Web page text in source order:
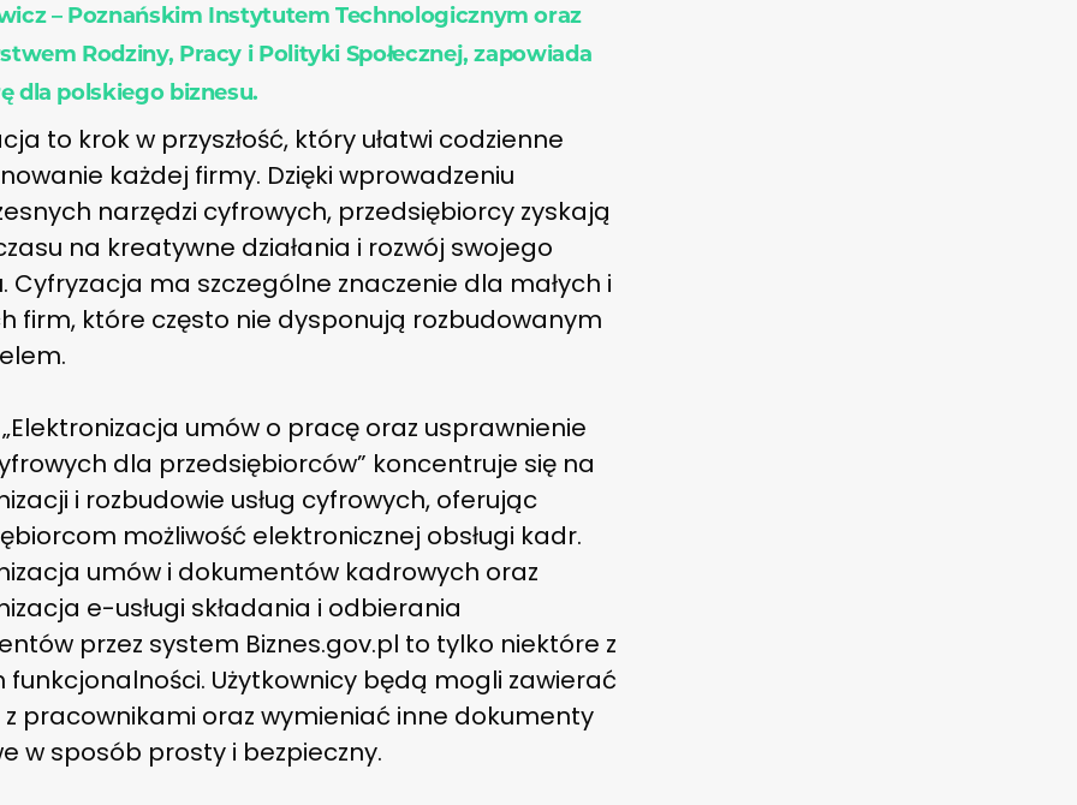
– Poznańskim Instytutem Technologicznym oraz
Rodziny, Pracy i Polityki Społecznej, zapowiada
dla polskiego biznesu.
to krok w przyszłość, który ułatwi codzienne
każdej firmy. Dzięki wprowadzeniu
narzędzi cyfrowych, przedsiębiorcy zyskają
na kreatywne działania i rozwój swojego
Cyfryzacja ma szczególne znaczenie dla małych i
firm, które często nie dysponują rozbudowanym
umów o pracę oraz usprawnienie
dla przedsiębiorców” koncentruje się na
i rozbudowie usług cyfrowych, oferując
możliwość elektronicznej obsługi kadr.
umów i dokumentów kadrowych oraz
e-usługi składania i odbierania
przez system Biznes.gov.pl to tylko niektóre z
funkcjonalności. Użytkownicy będą mogli zawierać
pracownikami oraz wymieniać inne dokumenty
w sposób prosty i bezpieczny.